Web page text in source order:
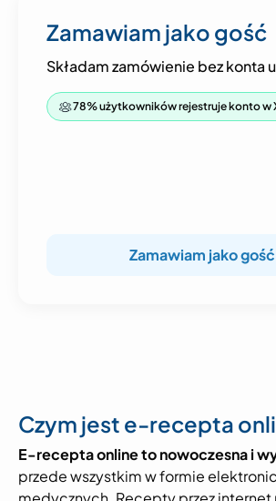
Zamawiam jako gość
Składam zamówienie bez konta
78% użytkowników rejestruje konto w
Zamawiam jako gość
Czym jest e-recepta
E-recepta online to nowoczesna i
przede wszystkim w formie